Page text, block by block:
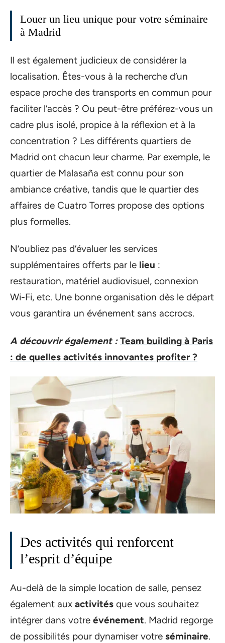
Louer un lieu unique pour votre séminaire
à Madrid
Il est également judicieux de considérer la
localisation. Êtes-vous à la recherche d’un
espace proche des transports en commun pour
faciliter l’accès ? Ou peut-être préférez-vous un
cadre plus isolé, propice à la réflexion et à la
concentration ? Les différents quartiers de
Madrid ont chacun leur charme. Par exemple, le
quartier de Malasaña est connu pour son
ambiance créative, tandis que le quartier des
affaires de Cuatro Torres propose des options
plus formelles.
N’oubliez pas d’évaluer les services
supplémentaires offerts par le lieu :
restauration, matériel audiovisuel, connexion
Wi-Fi, etc. Une bonne organisation dès le départ
vous garantira un événement sans accrocs.
A découvrir également : Team building à Paris
: de quelles activités innovantes profiter ?
Des activités qui renforcent
l’esprit d’équipe
Au-delà de la simple location de salle, pensez
également aux activités que vous souhaitez
intégrer dans votre événement. Madrid regorge
de possibilités pour dynamiser votre séminaire.